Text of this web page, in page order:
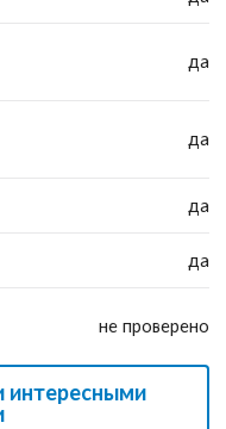
да
да
да
да
не проверено
интересными